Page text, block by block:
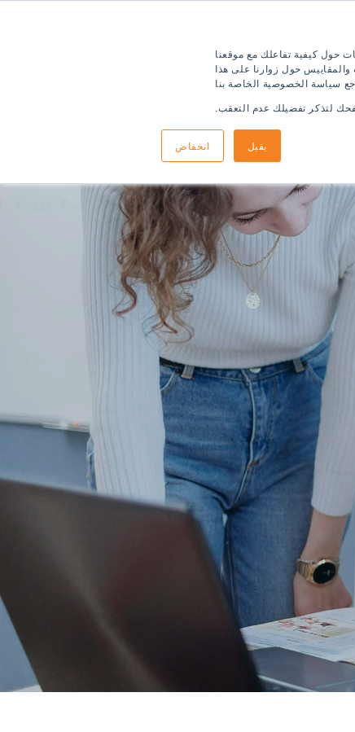
حول كيفية تفاعلك مع موقعنا
حول زوارنا على هذا
سياسة الخصوصية الخاصة بنا
لتذكر تفضيلك عدم التعقب.
يقبل انخفاض
معلومات الوصول